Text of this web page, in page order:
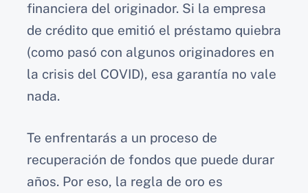
financiera del originador. Si la empresa
de crédito que emitió el préstamo quiebra
(como pasó con algunos originadores en
la crisis del COVID), esa garantía no vale
nada.
Te enfrentarás a un proceso de
recuperación de fondos que puede durar
años. Por eso, la regla de oro es